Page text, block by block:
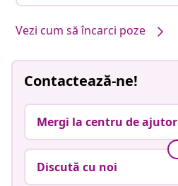
Vezi cum să încarci poze
Contactează-ne!
Mergi la centru de ajutor
Discută cu noi